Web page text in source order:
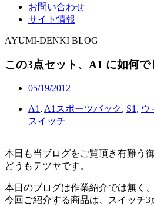
お問い合わせ
サイト情報
AYUMI-DENKI BLOG
この3点セット、A1 に如何で
05/19/2012
A1, A1スポーツバック, S1, ウ
スイッチ
本日も当ブログをご覧頂き有難う御
どうもテツヤです。
本日のブログは作業紹介では無く
今回ご紹介する商品は、スイッチ3